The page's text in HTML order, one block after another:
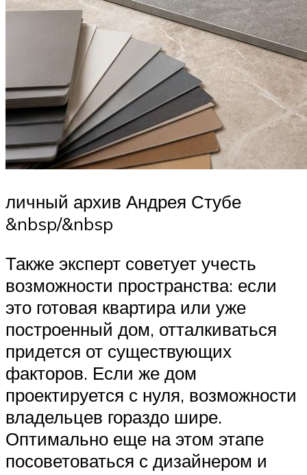
личный архив Андрея Стубе
&nbsp/&nbsp
Также эксперт советует учесть
возможности пространства: если
это готовая квартира или уже
построенный дом, отталкиваться
придется от существующих
факторов. Если же дом
проектируется с нуля, возможности
владельцев гораздо шире.
Оптимально еще на этом этапе
посоветоваться с дизайнером и